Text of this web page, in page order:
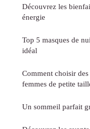
Découvrez les
énergie
Top 5 masques de
idéal
Comment choisir
femmes de petite
Un sommeil parfait